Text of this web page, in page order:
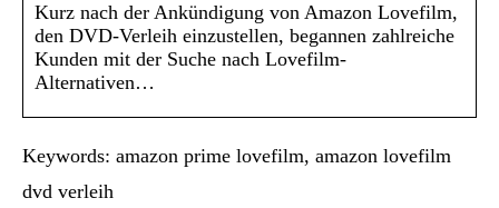
Kurz nach der Ankündigung von Amazon Lovefilm,
den DVD-Verleih einzustellen, begannen zahlreiche
Kunden mit der Suche nach Lovefilm-
Alternativen…
Keywords: amazon prime lovefilm, amazon lovefilm
dvd verleih